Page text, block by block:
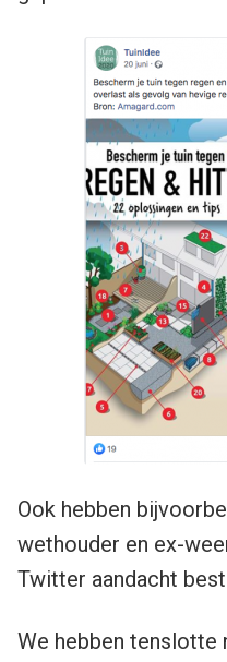
Ook hebben
wethouder en ex-
Twitter aandacht
We hebben tenslotte